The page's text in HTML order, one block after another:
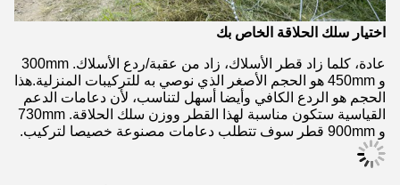
اختيار سلك الحلاقة الخاص بك
عادة، كلما زاد قطر الأسلاك، زاد من عقبة/ردع الأسلاك. 300mm
و 450mm هو الحجم الأصغر الذي نوصي به للتركيبات المنزلية.هذا
الحجم هو الردع الكافي وأيضا أسهل لتناسب، لأن دعامات الدعم
القياسية ستكون مناسبة لهذا القطر ووزن سلك الحلاقة. 730mm
و 900mm قطر سوف تتطلب دعامات مصنوعة خصيصا لتركيب.